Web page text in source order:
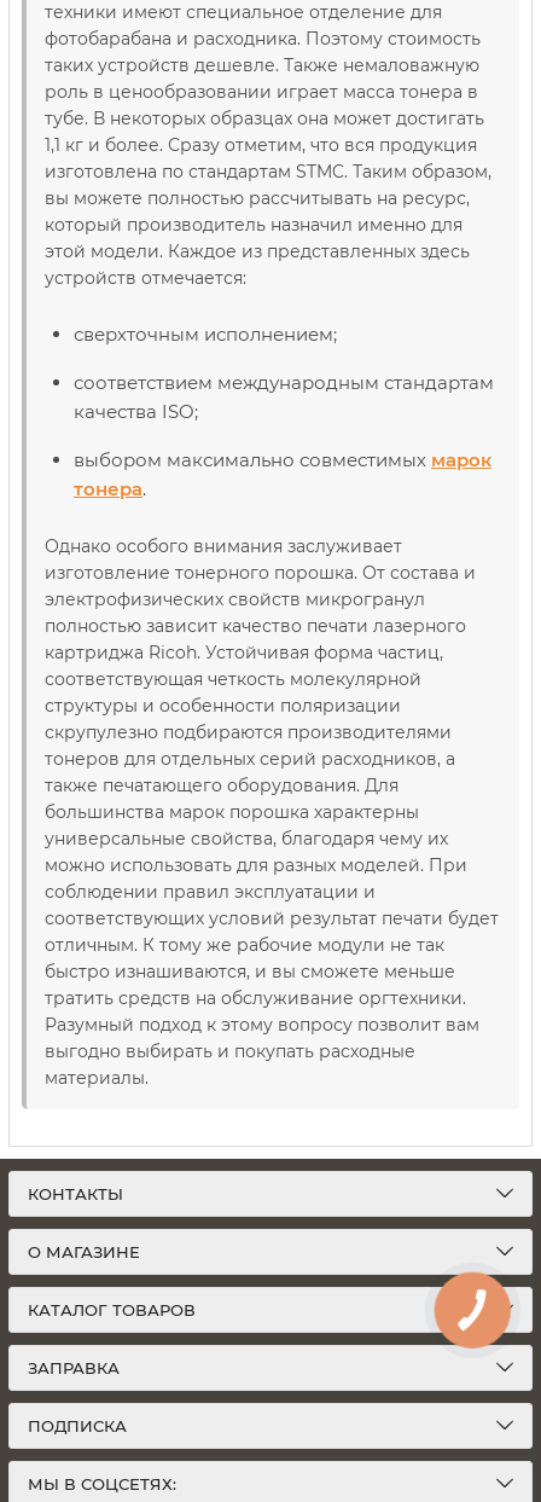
техники имеют специальное отделение для
фотобарабана и расходника. Поэтому стоимость
таких устройств дешевле. Также немаловажную
роль в ценообразовании играет масса тонера в
тубе. В некоторых образцах она может достигать
1,1 кг и более. Сразу отметим, что вся продукция
изготовлена ​​по стандартам STMC. Таким образом,
вы можете полностью рассчитывать на ресурс,
который производитель назначил именно для
этой модели. Каждое из представленных здесь
устройств отмечается:
сверхточным исполнением;
соответствием международным стандартам
качества ISO;
выбором максимально совместимых марок
тонера.
Однако особого внимания заслуживает
изготовление тонерного порошка. От состава и
электрофизических свойств микрогранул
полностью зависит качество печати лазерного
картриджа Ricoh. Устойчивая форма частиц,
соответствующая четкость молекулярной
структуры и особенности поляризации
скрупулезно подбираются производителями
тонеров для отдельных серий расходников, а
также печатающего оборудования. Для
большинства марок порошка характерны
универсальные свойства, благодаря чему их
можно использовать для разных моделей. При
соблюдении правил эксплуатации и
соответствующих условий результат печати будет
отличным. К тому же рабочие модули не так
быстро изнашиваются, и вы сможете меньше
тратить средств на обслуживание оргтехники.
Разумный подход к этому вопросу позволит вам
выгодно выбирать и покупать расходные
материалы.
КОНТАКТЫ
О МАГАЗИНЕ
КАТАЛОГ ТОВАРОВ
ЗАПРАВКА
ПОДПИСКА
МЫ В СОЦСЕТЯХ: